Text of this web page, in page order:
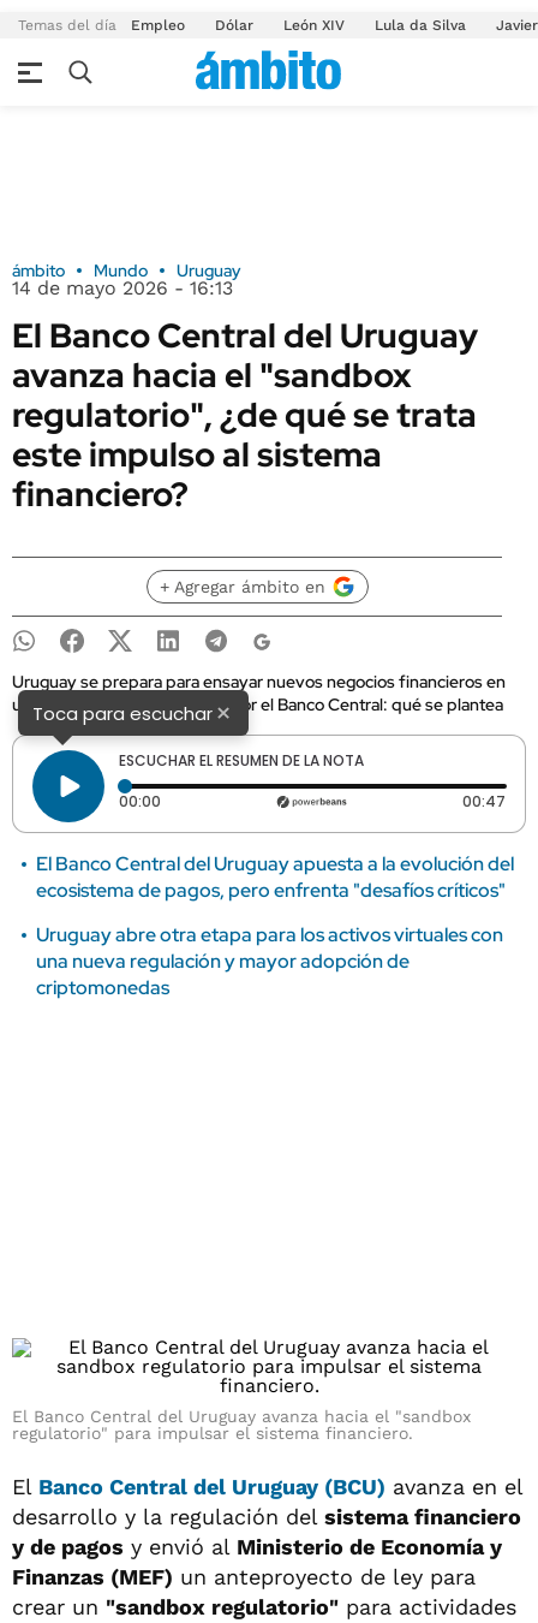
Temas del día Empleo Dólar León XIV Lula da Silva
ámbito Mundo Uruguay
14 de mayo 2026 - 16:13
El Banco Central del Uruguay
avanza hacia el "sandbox
regulatorio", ¿de qué se trata
este impulso al sistema
financiero?
+ Agregar ámbito en
Uruguay se prepara para ensayar nuevos negocios financieros en
un "laboratorio" supervisado por el Banco Central: qué se plantea
Toca para escuchar×
ESCUCHAR EL RESUMEN DE LA NOTA
00:00 Tiempo transcurrido: 0 segundos 00:47
El Banco Central del Uruguay apuesta a la evolución del
ecosistema de pagos, pero enfrenta "desafíos críticos"
Uruguay abre otra etapa para los activos virtuales con
una nueva regulación y mayor adopción de
criptomonedas
El Banco Central del Uruguay avanza hacia el "sandbox
regulatorio" para impulsar el sistema financiero.
El Banco Central del Uruguay (BCU) avanza en el
desarrollo y la regulación del sistema financiero
y de pagos y envió al Ministerio de Economía y
Finanzas (MEF) un anteproyecto de ley para
crear un "sandbox regulatorio" para actividades